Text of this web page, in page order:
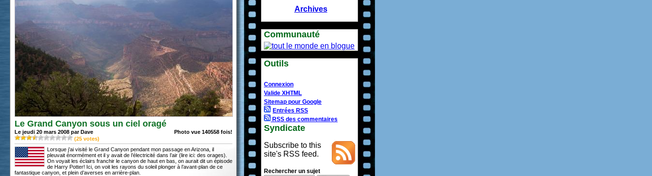
Le Grand Canyon sous un ciel oragé
Photo vue 140558 fois!
Le jeudi 20 mars 2008 par Dave
(25 votes)
Lorsque j’ai visité le Grand Canyon pendant mon passage en Arizona, il
pleuvait énormément et il y avait de l’électricité dans l’air (lire ici: des orages).
On voyait les éclairs franchir le canyon de haut en bas, on aurait dit un épisode
de Harry Potter! Ici, on voit les rayons du soleil plonger à l’avant-plan de ce
fantastique canyon, et plein d’averses en arrière-plan.
Archives
Communauté
Outils
Connexion
Valide XHTML
Sitemap pour Google
Entrées RSS
RSS des commentaires
Syndicate
Subscribe to this
site's RSS feed.
Rechercher un sujet